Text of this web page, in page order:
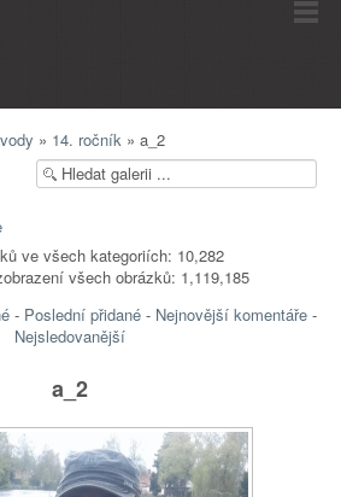
» 14. ročník » a_2
ve všech kategoriích: 10,282
všech obrázků: 1,119,185
- Poslední přidané- Nejnovější komentáře-
Nejsledovanější
a_2